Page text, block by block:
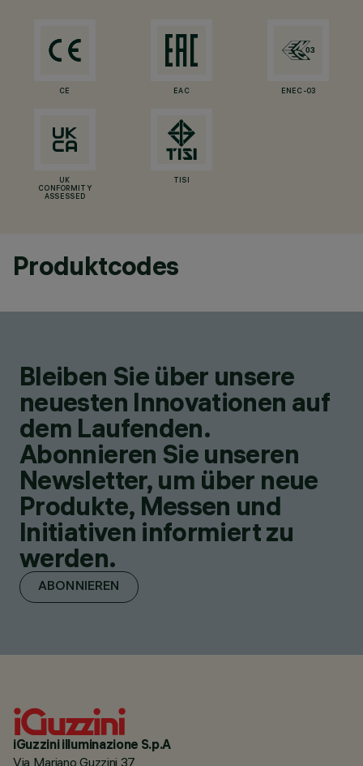
CE EAC ENEC-03
UK
CONFORMITY
ASSESSED
TISI
Produktcodes
Bleiben Sie über unsere
neuesten Innovationen auf
dem Laufenden.
Abonnieren Sie unseren
Newsletter, um über neue
Produkte, Messen und
Initiativen informiert zu
werden.
ABONNIEREN
iGuzzini illuminazione S.p.A
Via Mariano Guzzini 37